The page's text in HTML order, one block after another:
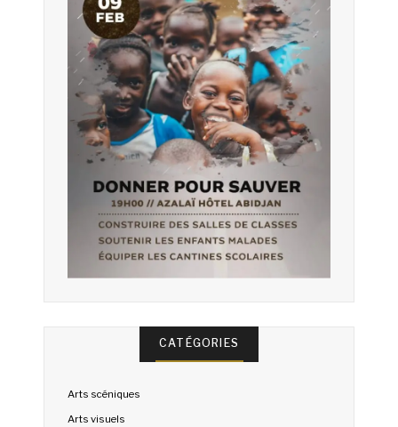
CATÉGORIES
Arts scéniques
Arts visuels